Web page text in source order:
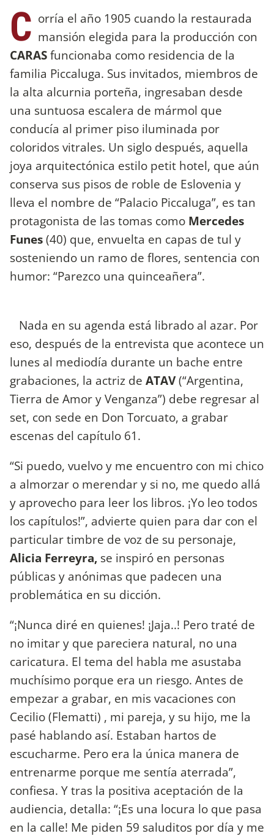
C orría el año 1905 cuando la restaurada
mansión elegida para la producción con
CARASfuncionaba como residencia de la
familia Piccaluga. Sus invitados, miembros de
la alta alcurnia porteña, ingresaban desde
una suntuosa escalera de mármol que
conducía al primer piso iluminada por
coloridos vitrales. Un siglo después, aquella
joya arquitectónica estilo petit hotel, que aún
conserva sus pisos de roble de Eslovenia y
lleva el nombre de “Palacio Piccaluga”, es tan
protagonista de las tomas como Mercedes
Funes(40) que, envuelta en capas de tul y
sosteniendo un ramo de flores, sentencia con
humor: “Parezco una quinceañera”.
Nada en su agenda está librado al azar. Por
eso, después de la entrevista que acontece un
lunes al mediodía durante un bache entre
grabaciones, la actriz de ATAV(“Argentina,
Tierra de Amor y Venganza”) debe regresar al
set, con sede en Don Torcuato, a grabar
escenas del capítulo 61.
“Si puedo, vuelvo y me encuentro con mi chico
a almorzar o merendar y si no, me quedo allá
y aprovecho para leer los libros. ¡Yo leo todos
los capítulos!”, advierte quien para dar con el
particular timbre de voz de su personaje,
Alicia Ferreyra, se inspiró en personas
públicas y anónimas que padecen una
problemática en su dicción.
“¡Nunca diré en quienes! ¡Jaja..! Pero traté de
no imitar y que pareciera natural, no una
caricatura. El tema del habla me asustaba
muchísimo porque era un riesgo. Antes de
empezar a grabar, en mis vacaciones con
Cecilio (Flematti) , mi pareja, y su hijo, me la
pasé hablando así. Estaban hartos de
escucharme. Pero era la única manera de
entrenarme porque me sentía aterrada”,
confiesa. Y tras la positiva aceptación de la
audiencia, detalla: “¡Es una locura lo que pasa
en la calle! Me piden 59 saluditos por día y me